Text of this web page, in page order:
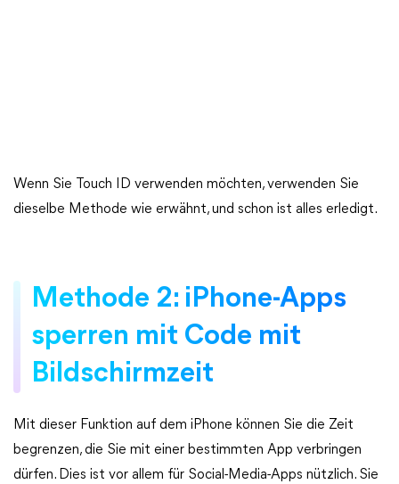
Wenn Sie Touch ID verwenden möchten, verwenden Sie
dieselbe Methode wie erwähnt, und schon ist alles erledigt.
Methode 2: iPhone-Apps
sperren mit Code mit
Bildschirmzeit
Mit dieser Funktion auf dem iPhone können Sie die Zeit
begrenzen, die Sie mit einer bestimmten App verbringen
dürfen. Dies ist vor allem für Social-Media-Apps nützlich. Sie